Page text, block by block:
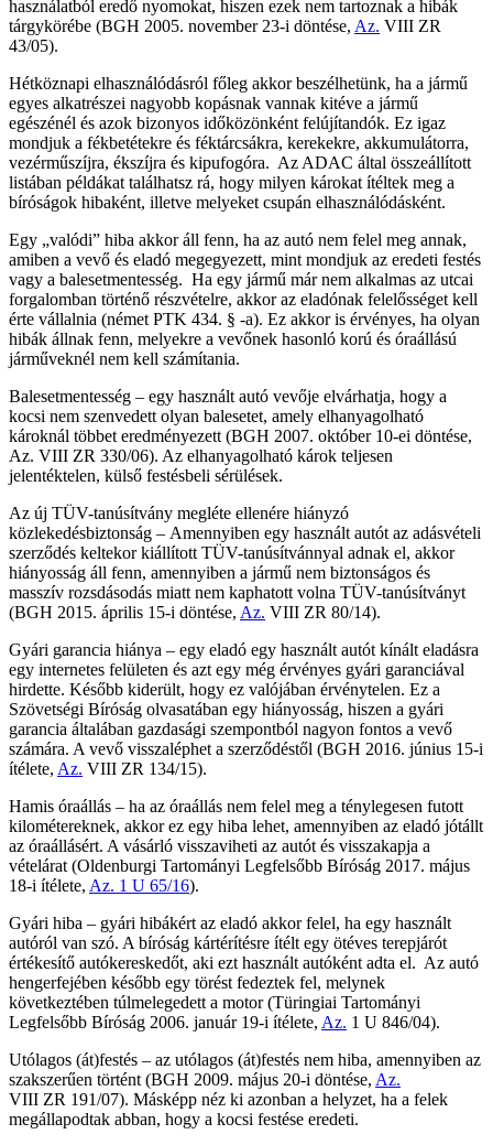
használatból eredő nyomokat, hiszen ezek nem tartoznak a hibák
tárgykörébe (BGH 2005. november 23-i döntése, Az. VIII ZR
43/05).
Hétköznapi elhasználódásról főleg akkor beszélhetünk, ha a jármű
egyes alkatrészei nagyobb kopásnak vannak kitéve a jármű
egészénél és azok bizonyos időközönként felújítandók. Ez igaz
mondjuk a fékbetétekre és féktárcsákra, kerekekre, akkumulátorra,
vezérműszíjra, ékszíjra és kipufogóra. Az ADAC által összeállított
listában példákat találhatsz rá, hogy milyen károkat ítéltek meg a
bíróságok hibaként, illetve melyeket csupán elhasználódásként.
Egy „valódi” hiba akkor áll fenn, ha az autó nem felel meg annak,
amiben a vevő és eladó megegyezett, mint mondjuk az eredeti festés
vagy a balesetmentesség. Ha egy jármű már nem alkalmas az utcai
forgalomban történő részvételre, akkor az eladónak felelősséget kell
érte vállalnia (német PTK 434. § -a). Ez akkor is érvényes, ha olyan
hibák állnak fenn, melyekre a vevőnek hasonló korú és óraállású
járműveknél nem kell számítania.
Balesetmentesség – egy használt autó vevője elvárhatja, hogy a
kocsi nem szenvedett olyan balesetet, amely elhanyagolható
károknál többet eredményezett (BGH 2007. október 10-ei döntése,
Az. VIII ZR 330/06). Az elhanyagolható károk teljesen
jelentéktelen, külső festésbeli sérülések.
Az új TÜV-tanúsítvány megléte ellenére hiányzó
közlekedésbiztonság – Amennyiben egy használt autót az adásvételi
szerződés keltekor kiállított TÜV-tanúsítvánnyal adnak el, akkor
hiányosság áll fenn, amennyiben a jármű nem biztonságos és
masszív rozsdásodás miatt nem kaphatott volna TÜV-tanúsítványt
(BGH 2015. április 15-i döntése, Az. VIII ZR 80/14).
Gyári garancia hiánya – egy eladó egy használt autót kínált eladásra
egy internetes felületen és azt egy még érvényes gyári garanciával
hirdette. Később kiderült, hogy ez valójában érvénytelen. Ez a
Szövetségi Bíróság olvasatában egy hiányosság, hiszen a gyári
garancia általában gazdasági szempontból nagyon fontos a vevő
számára. A vevő visszaléphet a szerződéstől (BGH 2016. június 15-i
ítélete, Az. VIII ZR 134/15).
Hamis óraállás – ha az óraállás nem felel meg a ténylegesen futott
kilométereknek, akkor ez egy hiba lehet, amennyiben az eladó jótállt
az óraállásért. A vásárló visszaviheti az autót és visszakapja a
vételárat (Oldenburgi Tartományi Legfelsőbb Bíróság 2017. május
18-i ítélete, Az. 1 U 65/16).
Gyári hiba – gyári hibákért az eladó akkor felel, ha egy használt
autóról van szó. A bíróság kártérítésre ítélt egy ötéves terepjárót
értékesítő autókereskedőt, aki ezt használt autóként adta el. Az autó
hengerfejében később egy törést fedeztek fel, melynek
következtében túlmelegedett a motor (Türingiai Tartományi
Legfelsőbb Bíróság 2006. január 19-i ítélete, Az. 1 U 846/04).
Utólagos (át)festés – az utólagos (át)festés nem hiba, amennyiben az
szakszerűen történt (BGH 2009. május 20-i döntése, Az.
VIII ZR 191/07). Másképp néz ki azonban a helyzet, ha a felek
megállapodtak abban, hogy a kocsi festése eredeti.